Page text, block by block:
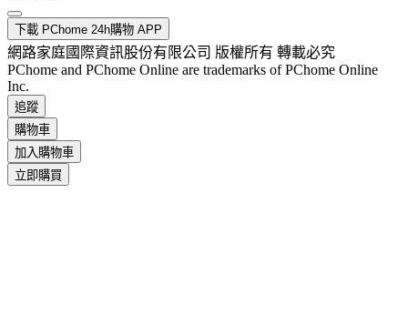
下載 PChome 24h購物 APP
網路家庭國際資訊股份有限公司 版權所有 轉載必究
PChome and PChome Online are trademarks of PChome Online
Inc.
追蹤
購物車
加入購物車
立即購買